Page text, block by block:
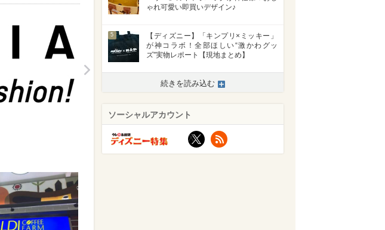
ゃれ可愛い即買いデザイン♪
5
【ディズニー】「キンプリ×ミッキー」
が神コラボ！全部ほしい“激かわグッ
ズ”実物レポート【現地まとめ】
続きを読み込む
ソーシャルアカウント
X